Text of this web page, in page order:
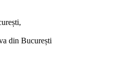
din București